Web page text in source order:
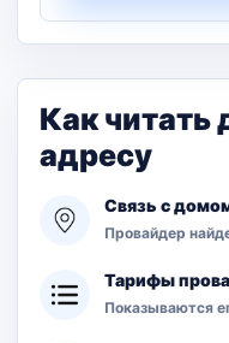
Как читать
адресу
Связь с
Провайдер
Тарифы
Показываются